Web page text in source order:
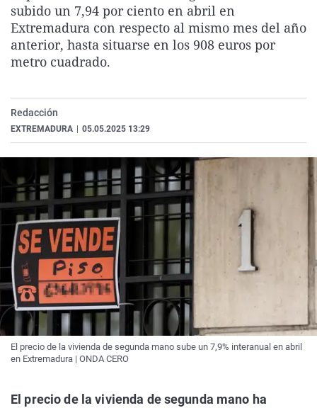
La rosa de los vientos
Gente viajera
Caso
Retornados
Extremadura
Galicia
Virales
Televisión
subido un 7,94 por ciento en abril en
Extremadura con respecto al mismo mes del año
anterior, hasta situarse en los 908 euros por
metro cuadrado.
Redacción
EXTREMADURA 05.05.2025 13:29
El precio de la vivienda de segunda mano sube un 7,9% interanual en abril
en Extremadura | ONDA CERO
El precio de la vivienda de segunda mano ha